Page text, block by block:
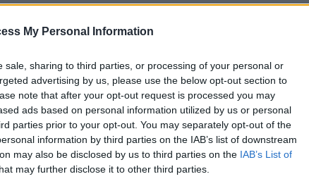
My Personal Information
sale, sharing to third parties, or processing of your personal or
advertising by us, please use the below opt-out section to
note that after your opt-out request is processed you may
ads based on personal information utilized by us or personal
parties prior to your opt-out. You may separately opt-out of the
information by third parties on the IAB’s list of downstream
may also be disclosed by us to third parties on the IAB’s List of
may further disclose it to other third parties.
regressou ao
francês Luca Van